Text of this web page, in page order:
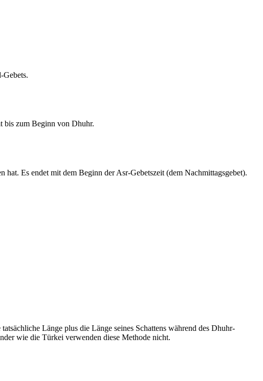
Gebets.
bis zum Beginn von Dhuhr.
Es endet mit dem Beginn der Asr-Gebetszeit (dem Nachmittagsgebet).
Länge plus die Länge seines Schattens während des Dhuhr-
wie die Türkei verwenden diese Methode nicht.